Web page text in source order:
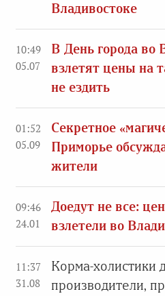
Владивостоке
10:49
05.07
В День города во
взлетят цены на
не ездить
01:52
05.09
Секретное
Приморье
жители
09:46
24.01
Доедут не все:
взлетели во
11:37
31.08
Корма-холистики
производители,